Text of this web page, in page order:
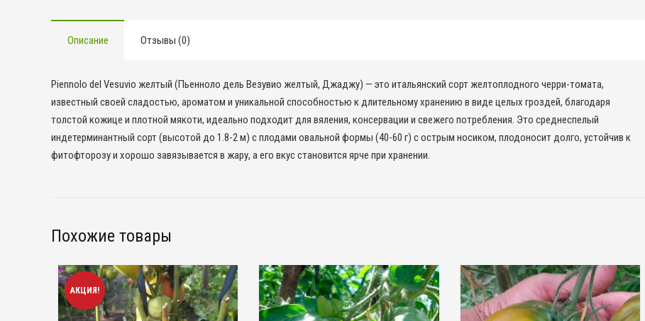
Описание Отзывы (0)
Piennolo del Vesuvio желтый (Пьенноло дель Везувио желтый, Джаджу) — это итальянский сорт желтоплодного черри-томата,
известный своей сладостью, ароматом и уникальной способностью к длительному хранению в виде целых гроздей, благодаря
толстой кожице и плотной мякоти, идеально подходит для вяления, консервации и свежего потребления. Это среднеспелый
индетерминантный сорт (высотой до 1.8-2 м) с плодами овальной формы (40-60 г) с острым носиком, плодоносит долго, устойчив к
фитофторозу и хорошо завязывается в жару, а его вкус становится ярче при хранении.
Похожие товары
АКЦИЯ!